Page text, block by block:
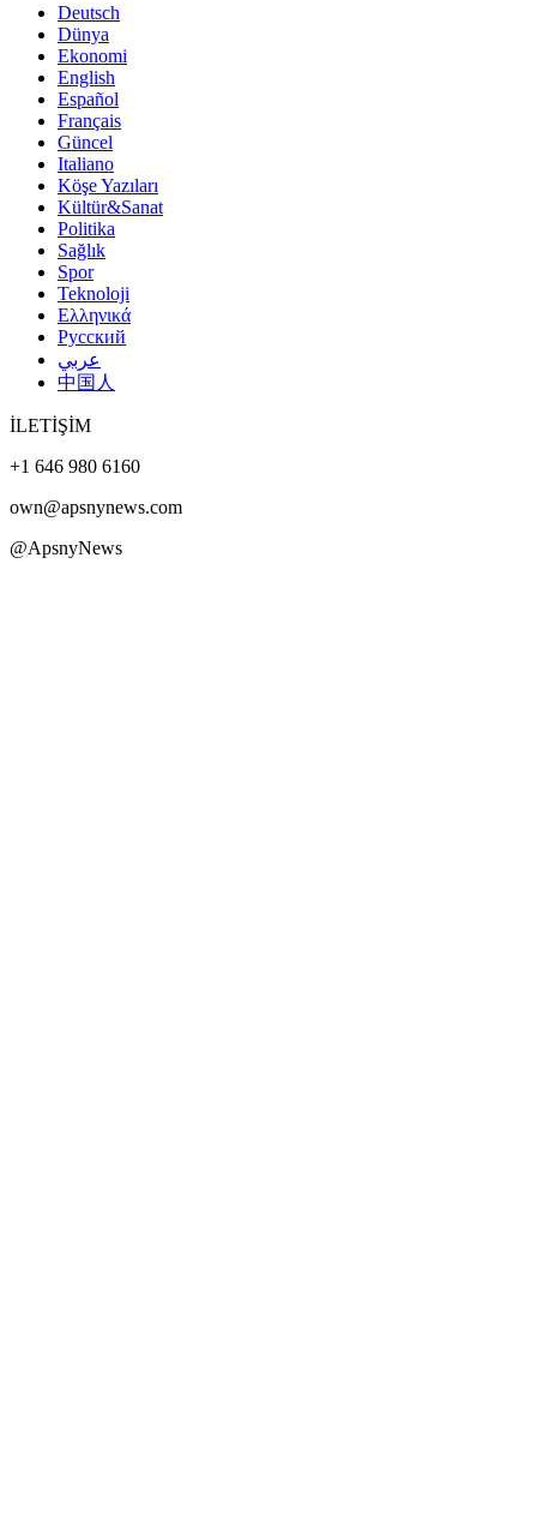
Deutsch
Dünya
Ekonomi
English
Español
Français
Güncel
Italiano
Köşe Yazıları
Kültür&Sanat
Politika
Sağlık
Spor
Teknoloji
Ελληνικά
Русский
عربي
中国人
İLETİŞİM
+1 646 980 6160
own@apsnynews.com
@ApsnyNews